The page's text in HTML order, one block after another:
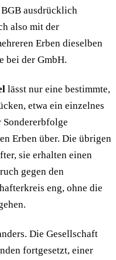
ausdrücklich
also mit der
Erben dieselben
bei der GmbH.
lässt nur eine bestimmte,
etwa ein einzelnes
Erben über. Die übrigen
sie erhalten einen
gegen den
eng, ohne die
Die Gesellschaft
fortgesetzt, einer